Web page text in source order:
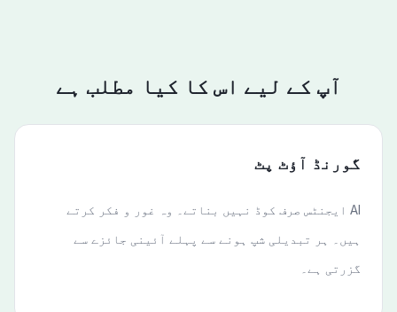
آپ کے لیے اس کا کیا مطلب ہے
گورنڈ آؤٹ پٹ
AI ایجنٹس صرف کوڈ نہیں بناتے۔ وہ غور و فکر کرتے
ہیں۔ ہر تبدیلی شپ ہونے سے پہلے آئینی جائزے سے
گزرتی ہے۔